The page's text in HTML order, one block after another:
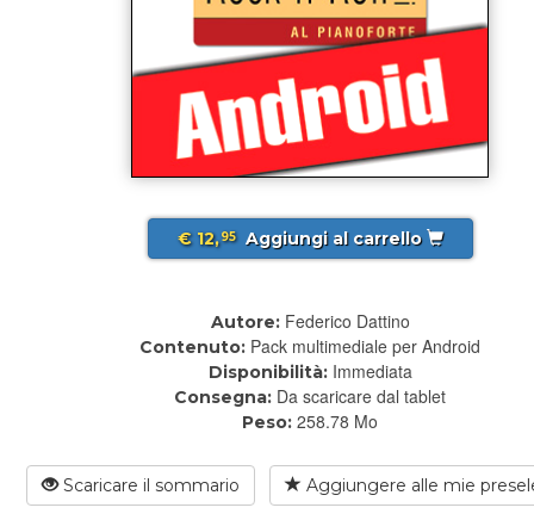
€ 12,95 Aggiungi al carrello
Autore: Federico Dattino
Contenuto: Pack multimediale per Android
Disponibilità: Immediata
Consegna: Da scaricare dal tablet
Peso: 258.78 Mo
Scaricare il sommario Aggiungere alle mie